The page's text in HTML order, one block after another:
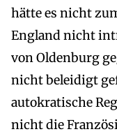
hätte es nicht
England nicht
von Oldenburg
nicht beleidigt
autokratische
nicht die